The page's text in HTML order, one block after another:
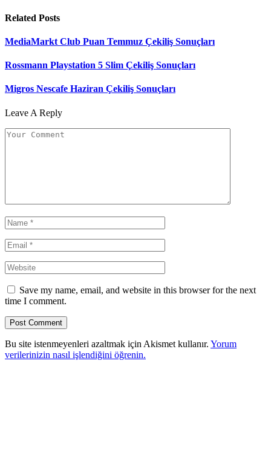
Related Posts
MediaMarkt Club Puan Temmuz Çekiliş Sonuçları
Rossmann Playstation 5 Slim Çekiliş Sonuçları
Migros Nescafe Haziran Çekiliş Sonuçları
Leave A Reply
Save my name, email, and website in this browser for the next
time I comment.
Bu site istenmeyenleri azaltmak için Akismet kullanır. Yorum
verilerinizin nasıl işlendiğini öğrenin.